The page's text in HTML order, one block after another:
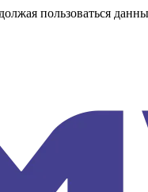
пользоваться